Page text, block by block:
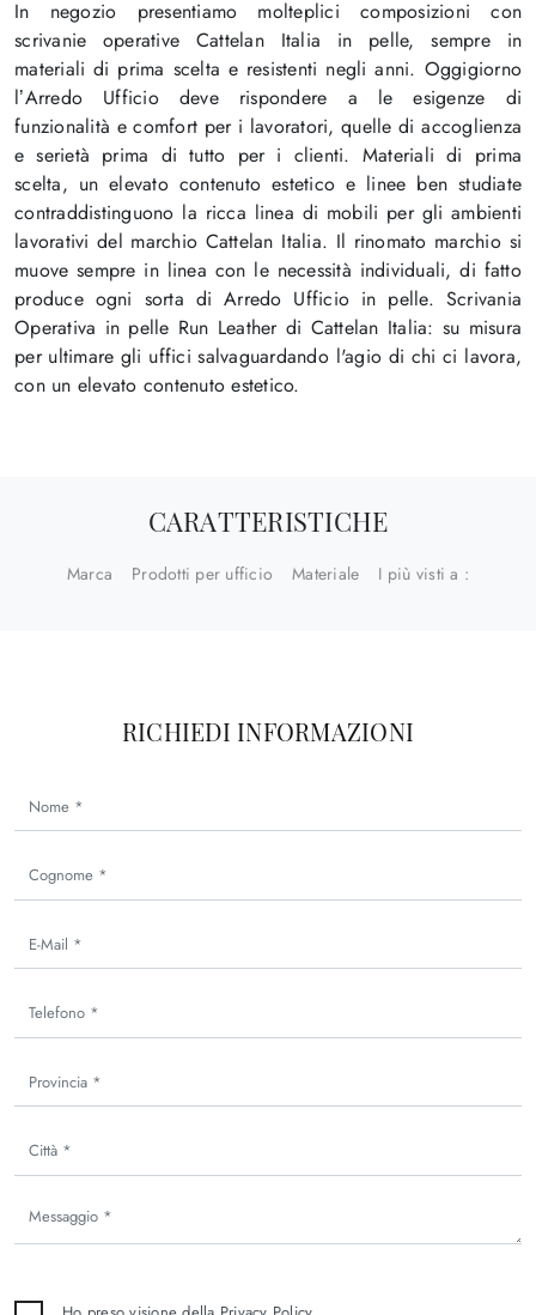
In negozio presentiamo molteplici composizioni con
scrivanie operative Cattelan Italia in pelle, sempre in
materiali di prima scelta e resistenti negli anni. Oggigiorno
l’Arredo Ufficio deve rispondere a le esigenze di
funzionalità e comfort per i lavoratori, quelle di accoglienza
e serietà prima di tutto per i clienti. Materiali di prima
scelta, un elevato contenuto estetico e linee ben studiate
contraddistinguono la ricca linea di mobili per gli ambienti
lavorativi del marchio Cattelan Italia. Il rinomato marchio si
muove sempre in linea con le necessità individuali, di fatto
produce ogni sorta di Arredo Ufficio in pelle. Scrivania
Operativa in pelle Run Leather di Cattelan Italia: su misura
per ultimare gli uffici salvaguardando l'agio di chi ci lavora,
con un elevato contenuto estetico.
CARATTERISTICHE
Marca Prodotti per ufficio Materiale I più visti a :
RICHIEDI INFORMAZIONI